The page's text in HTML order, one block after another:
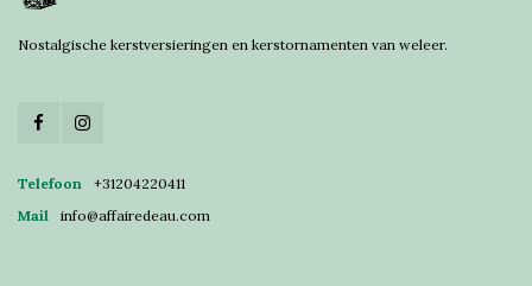
Nostalgische kerstversieringen en kerstornamenten van weleer.
Telefoon
+31204220411
Mail
info@affairedeau.com